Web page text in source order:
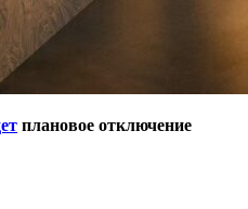
плановое отключение